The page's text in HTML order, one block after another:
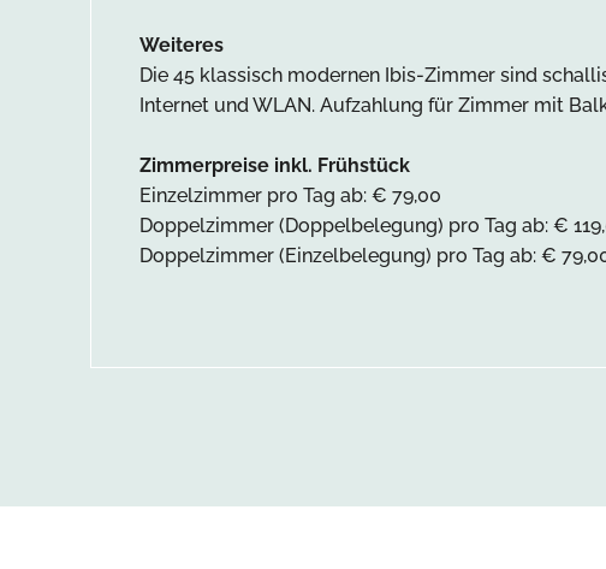
Weiteres
Die 45 klassisch modernen Ibis-Zimmer sind
Internet und WLAN. Aufzahlung für Zimmer mit
Zimmerpreise inkl. Frühstück
Einzelzimmer pro Tag ab: € 79,00
Doppelzimmer (Doppelbelegung) pro Tag ab: €
Doppelzimmer (Einzelbelegung) pro Tag ab: €